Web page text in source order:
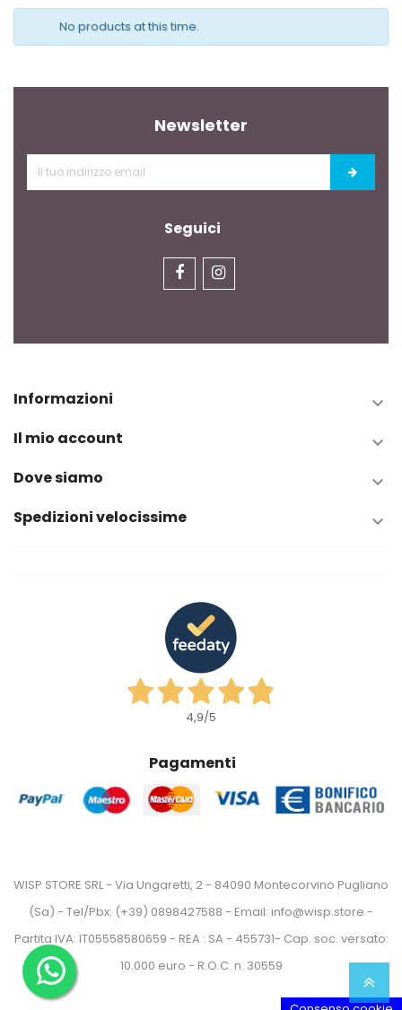
No products at this time.
Newsletter
Seguici
Informazioni 
Il mio account 
Dove siamo 
Spedizioni velocissime 
4,9/5
Pagamenti
WISP STORE SRL - Via Ungaretti, 2 - 84090 Montecorvino Pugliano
(Sa) - Tel/Pbx: (+39) 0898427588 - Email: info@wisp.store -
Partita IVA: IT05558580659 - REA : SA - 455731- Cap. soc. versato:
10.000 euro - R.O.C. n. 30559